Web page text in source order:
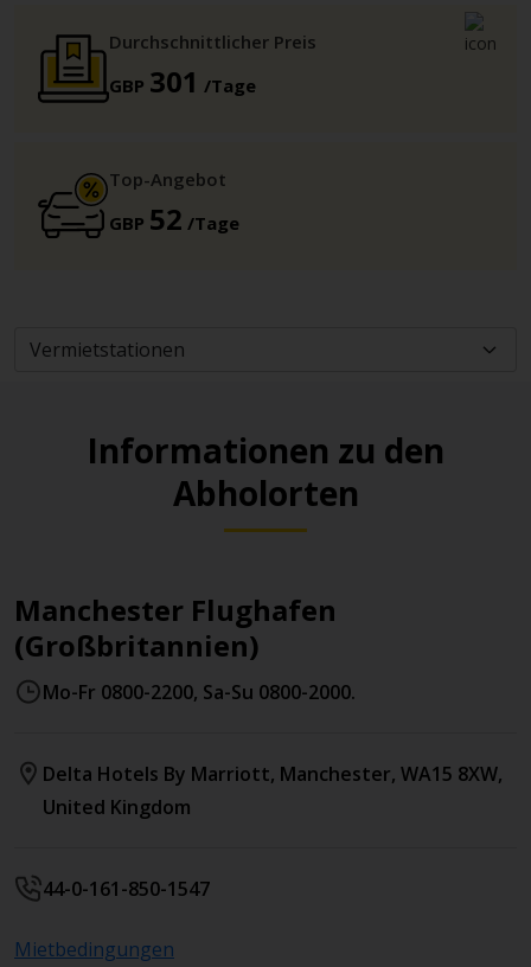
Durchschnittlicher Preis
GBP 301 /Tage
Top-Angebot
GBP 52 /Tage
Informationen zu den
Abholorten
Manchester Flughafen
(Großbritannien)
Mo-Fr 0800-2200, Sa-Su 0800-2000.
Delta Hotels By Marriott, Manchester, WA15 8XW,
United Kingdom
44-0-161-850-1547
Mietbedingungen